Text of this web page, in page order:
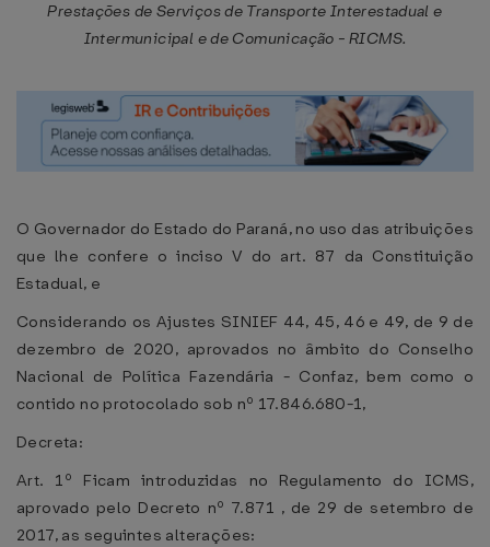
Prestações de Serviços de Transporte Interestadual e
Intermunicipal e de Comunicação - RICMS.
O Governador do Estado do Paraná, no uso das atribuições
que lhe confere o inciso V do art. 87 da Constituição
Estadual, e
Considerando os Ajustes SINIEF 44, 45, 46 e 49, de 9 de
dezembro de 2020, aprovados no âmbito do Conselho
Nacional de Política Fazendária - Confaz, bem como o
contido no protocolado sob nº 17.846.680-1,
Decreta:
Art. 1º Ficam introduzidas no Regulamento do ICMS,
aprovado pelo Decreto nº 7.871 , de 29 de setembro de
2017, as seguintes alterações: